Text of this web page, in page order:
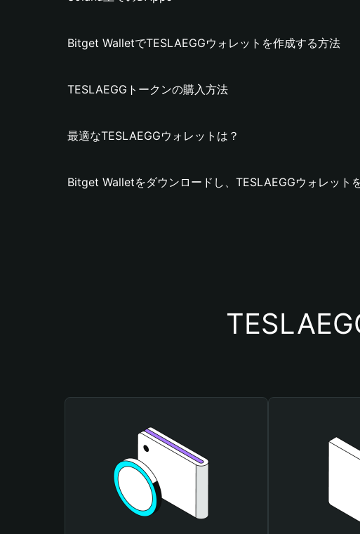
Bitget WalletでTESLAEGGウォレットを作成する方法
TESLAEGGトークンの購入方法
最適なTESLAEGGウォレットは？
Bitget Walletをダウンロードし、TESLAEGGウォレット